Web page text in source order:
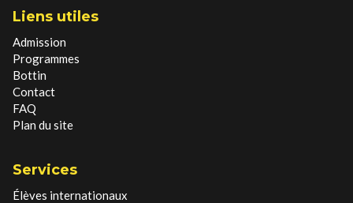
Liens utiles
Admission
Programmes
Bottin
Contact
FAQ
Plan du site
Services
Élèves internationaux